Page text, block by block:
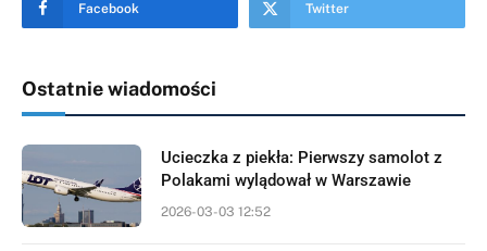
Facebook Twitter
Ostatnie wiadomości
Ucieczka z piekła: Pierwszy samolot z
Polakami wylądował w Warszawie
2026-03-03 12:52